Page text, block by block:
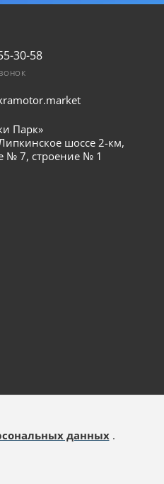
30-58
Парк»
шоссе 2-км,
№ 7, строение № 1
данных.